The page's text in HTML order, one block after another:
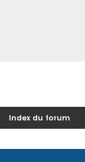
Index du forum